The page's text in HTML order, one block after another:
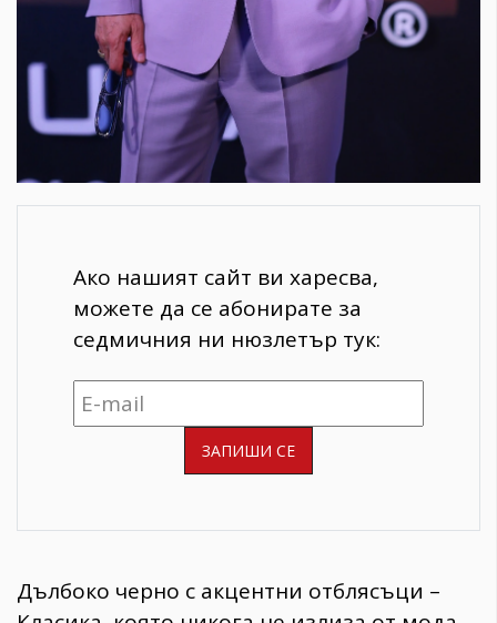
Ако нашият сайт ви харесва,
можете да се абонирате за
седмичния ни нюзлетър тук:
Дълбоко черно с акцентни отблясъци –